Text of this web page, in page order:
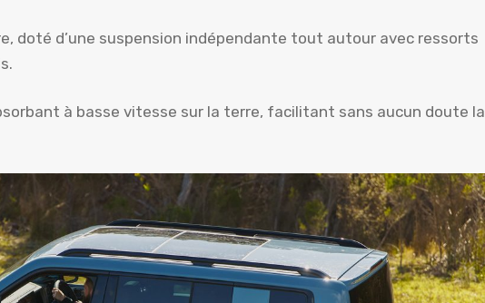
doté d’une suspension indépendante tout autour avec ressorts
à basse vitesse sur la terre, facilitant sans aucun doute la